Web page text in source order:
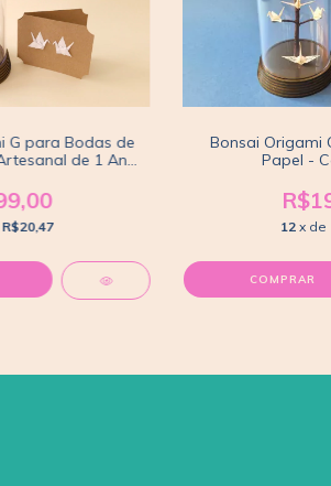
G para Bodas de
de 1 Ano
R$20,47
Bonsai Origami
Papel -
12 x de